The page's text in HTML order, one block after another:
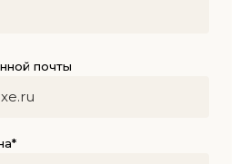
почты